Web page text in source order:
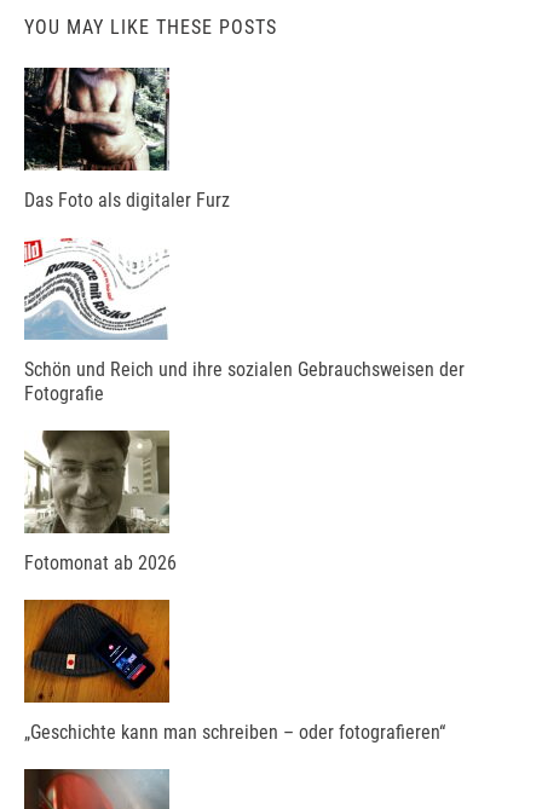
YOU MAY LIKE THESE POSTS
Das Foto als digitaler Furz
Schön und Reich und ihre sozialen Gebrauchsweisen der
Fotografie
Fotomonat ab 2026
„Geschichte kann man schreiben – oder fotografieren“